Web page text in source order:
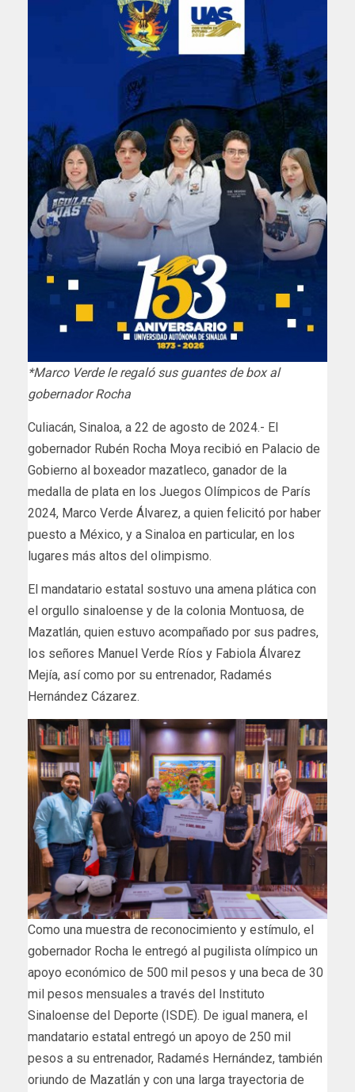
*Marco Verde le regaló sus guantes de box al
gobernador Rocha
Culiacán, Sinaloa, a 22 de agosto de 2024.- El
gobernador Rubén Rocha Moya recibió en Palacio de
Gobierno al boxeador mazatleco, ganador de la
medalla de plata en los Juegos Olímpicos de París
2024, Marco Verde Álvarez, a quien felicitó por haber
puesto a México, y a Sinaloa en particular, en los
lugares más altos del olimpismo.
El mandatario estatal sostuvo una amena plática con
el orgullo sinaloense y de la colonia Montuosa, de
Mazatlán, quien estuvo acompañado por sus padres,
los señores Manuel Verde Ríos y Fabiola Álvarez
Mejía, así como por su entrenador, Radamés
Hernández Cázarez.
Como una muestra de reconocimiento y estímulo, el
gobernador Rocha le entregó al pugilista olímpico un
apoyo económico de 500 mil pesos y una beca de 30
mil pesos mensuales a través del Instituto
Sinaloense del Deporte (ISDE). De igual manera, el
mandatario estatal entregó un apoyo de 250 mil
pesos a su entrenador, Radamés Hernández, también
oriundo de Mazatlán y con una larga trayectoria de